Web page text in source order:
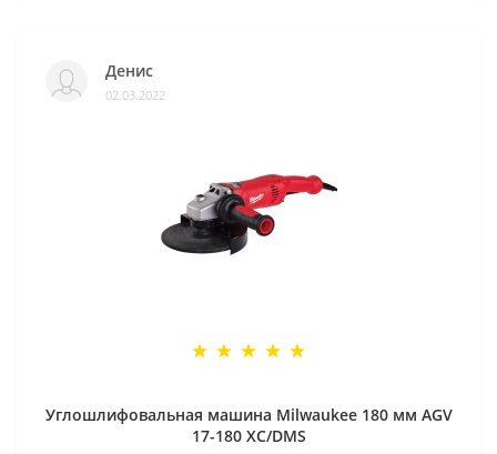
Денис
02.03.2022
Углошлифовальная машина Milwaukee 180 мм AGV
17-180 XC/DMS